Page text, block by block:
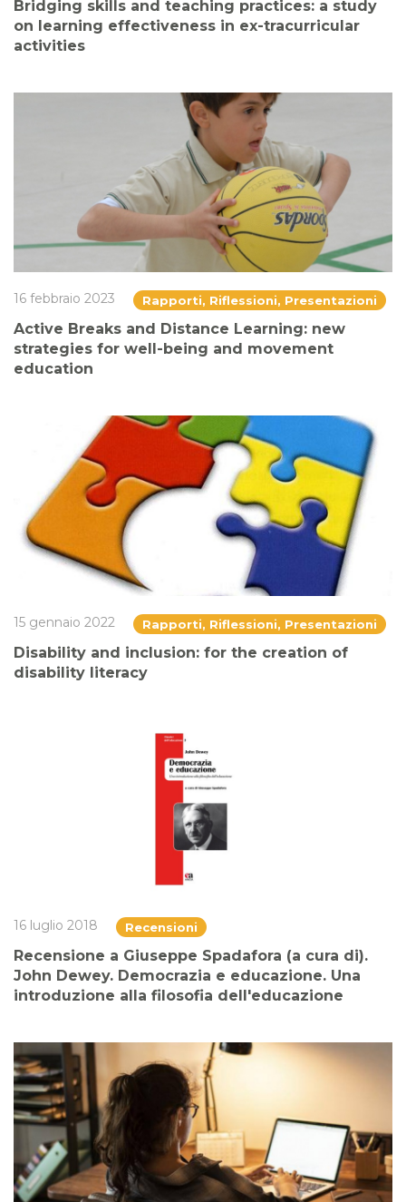
Bridging skills and teaching practices: a study
on learning effectiveness in ex-tracurricular
activities
16 febbraio 2023 Rapporti, Riflessioni, Presentazioni
Active Breaks and Distance Learning: new
strategies for well-being and movement
education
15 gennaio 2022 Rapporti, Riflessioni, Presentazioni
Disability and inclusion: for the creation of
disability literacy
16 luglio 2018 Recensioni
Recensione a Giuseppe Spadafora (a cura di).
John Dewey. Democrazia e educazione. Una
introduzione alla filosofia dell'educazione